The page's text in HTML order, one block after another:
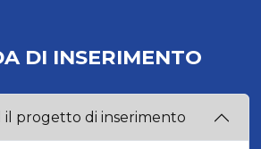
DI INSERIMENTO
il progetto di inserimento